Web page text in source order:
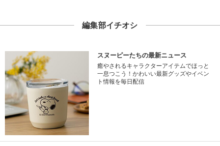
編集部イチオシ
スヌーピーたちの最新ニュース
癒やされるキャラクターアイテムでほっと
一息つこう！かわいい最新グッズやイベン
ト情報を毎日配信